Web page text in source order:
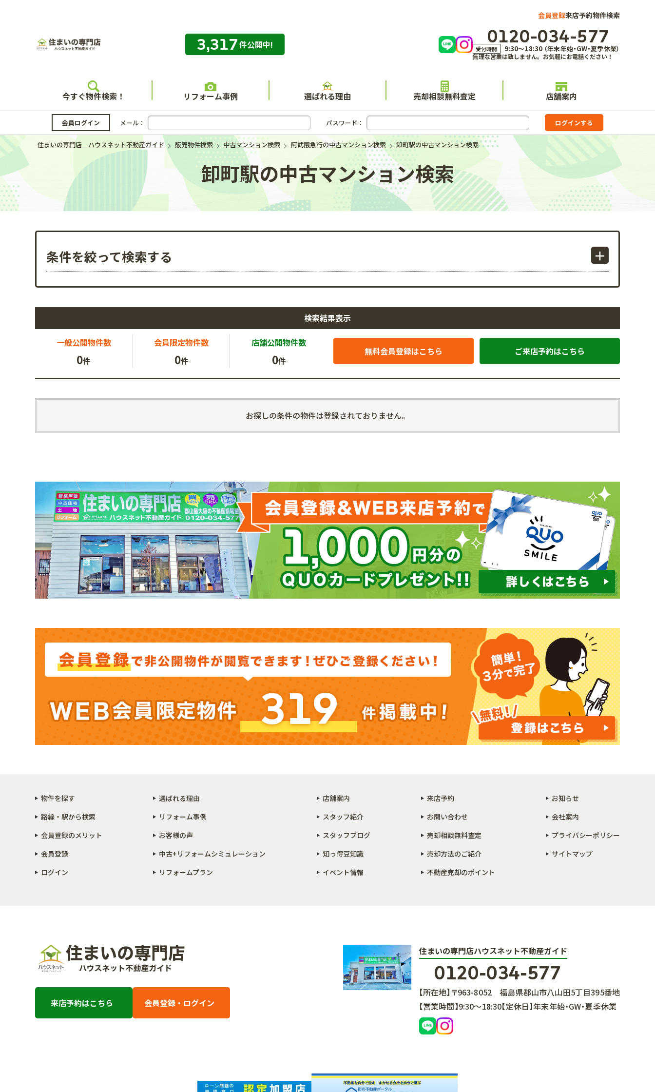
会員登録来店予約物件検索
住まいの専門店 ハウスネット不動産ガイド
3,317件公開中! 0120-034-577
受付時間 9:30～18:30 （年末年始・GW・夏季休業）
無理な営業は致しません。お気軽にお電話ください！
今すぐ物件検索！ リフォーム事例 選ばれる理由 売却相談無料査定 店舗案内
会員ログイン メール： パスワード：
住まいの専門店 ハウスネット不動産ガイド 販売物件検索 中古マンション検索 阿武隈急行の中古マンション検索 卸町駅の中古マンション検索
卸町駅の中古マンション検索
条件を絞って検索する
検索結果表示
一般公開物件数
0件
会員限定物件数
0件
店舗公開物件数
0件
無料会員登録はこちら ご来店予約はこちら
お探しの条件の物件は登録されておりません。
319
物件を探す
路線・駅から検索
会員登録のメリット
会員登録
ログイン
選ばれる理由
リフォーム事例
お客様の声
中古+リフォームシミュレーション
リフォームプラン
店舗案内
スタッフ紹介
スタッフブログ
知っ得豆知識
イベント情報
来店予約
お問い合わせ
売却相談無料査定
売却方法のご紹介
不動産売却のポイント
お知らせ
会社案内
プライバシーポリシー
サイトマップ
来店予約はこちら 会員登録・ログイン
住まいの専門店ハウスネット不動産ガイド
0120-034-577
【所在地】 〒963-8052
福島県郡山市八山田5丁目395番地
【営業時間】9:30～18:30【定休日】年末年始・GW・夏季休業